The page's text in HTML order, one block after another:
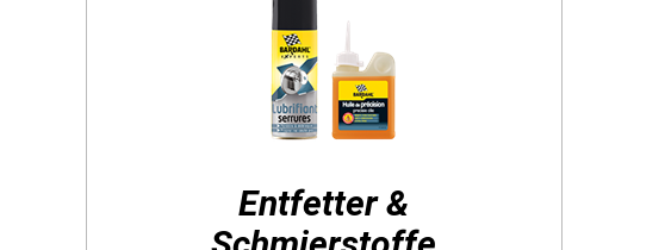
Profitieren Sie von unseren limitierten Auflagen
Entfetter &